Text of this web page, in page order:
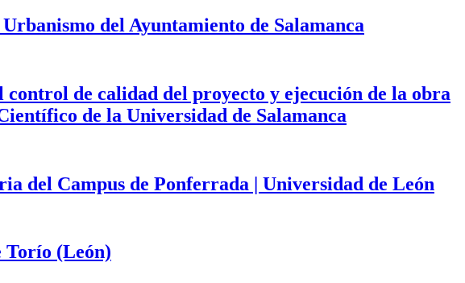
del Ayuntamiento de Salamanca
de calidad del proyecto y ejecución de la obra
de la Universidad de Salamanca
del Campus de Ponferrada | Universidad de León
Torío (León)